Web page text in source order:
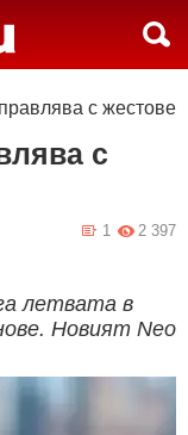
с жестове
с
2 397
1
летвата в
Новият Neo